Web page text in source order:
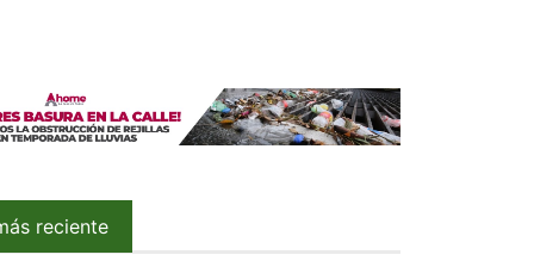
reciente